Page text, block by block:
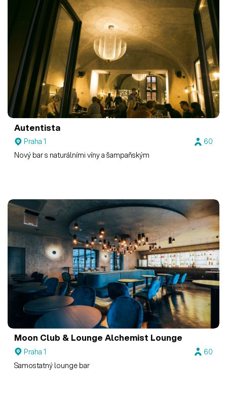
Autentista
Praha 1
60
Nový bar s naturálními víny a šampaňským
Moon Club & Lounge Alchemist Lounge
Praha 1
60
Samostatný lounge bar